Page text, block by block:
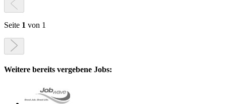
Seite 1 von 1
Weitere bereits vergebene Jobs: